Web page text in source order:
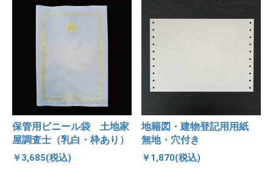
保管用ビニール袋 土地家
屋調査士（乳白・枠あり）
￥3,685(税込)
地籍図・建物登記用用紙
無地・穴付き
￥1,870(税込)